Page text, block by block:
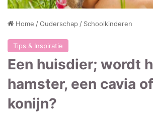
Home /Ouderschap / Schoolkinderen
Tips & Inspiratie
Een huisdier; wordt
hamster, een cavia
konijn?